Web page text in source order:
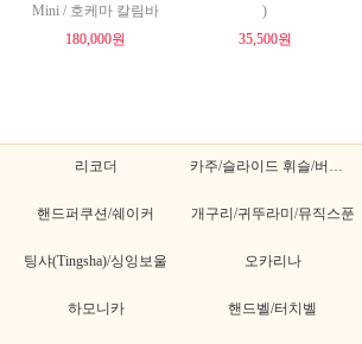
Mini / 호케마 칼림바
180,000원
)
35,500원
리코더
핸드퍼쿠션/쉐이커 개구리/귀뚜라미/뮤직스푼
팅샤(Tingsha)/싱잉보울 오카리나
하모니카 핸드벨/터치벨